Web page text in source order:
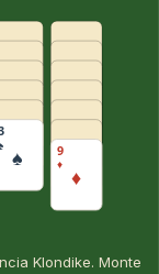
♠
9
♦ ♦
Klondike. Monte